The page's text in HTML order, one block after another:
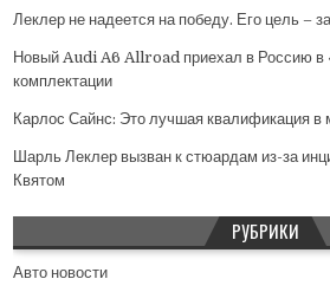
Леклер не надеется на победу. Его цель –
Новый Audi A6 Allroad приехал в Россию в
комплектации
Карлос Сайнс: Это лучшая квалификация в
Шарль Леклер вызван к стюардам из-за
Квятом
РУБРИКИ
Авто новости